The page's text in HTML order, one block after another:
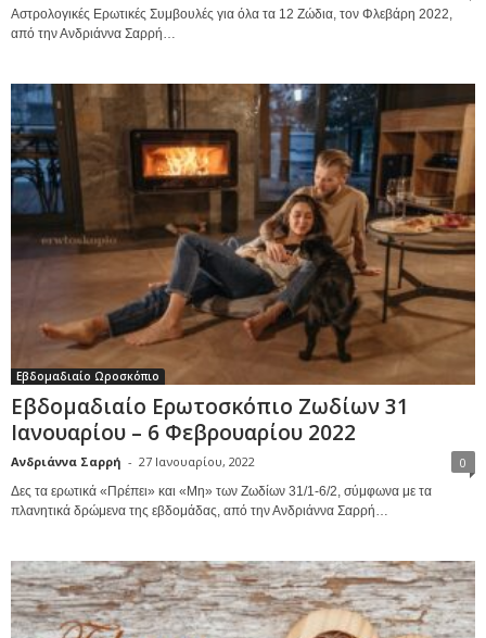
Αστρολογικές Ερωτικές Συμβουλές για όλα τα 12 Ζώδια, τον Φλεβάρη 2022,
από την Ανδριάννα Σαρρή…
Εβδομαδιαίο Ωροσκόπιο
Εβδομαδιαίο Ερωτοσκόπιο Ζωδίων 31
Ιανουαρίου – 6 Φεβρουαρίου 2022
Ανδριάννα Σαρρή - 27 Ιανουαρίου, 2022 0
Δες τα ερωτικά «Πρέπει» και «Μη» των Ζωδίων 31/1-6/2, σύμφωνα με τα
πλανητικά δρώμενα της εβδομάδας, από την Ανδριάννα Σαρρή…